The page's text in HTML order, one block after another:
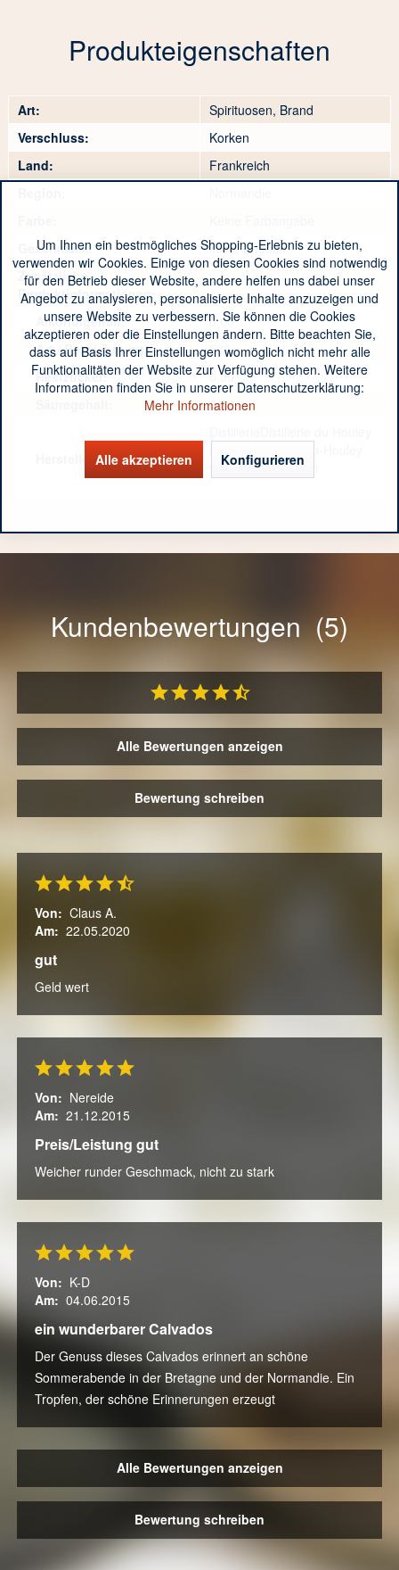
Produkteigenschaften
Art:
Spirituosen, Brand
Verschluss:
Korken
Land:
Frankreich
Geschmack:
keine Angabe
Zusätzliche
Produktinformationen:
Alkoholgehalt:
0,00
Art / Bezeichnung:
582
Restzucker:
0,00
0,00
Hersteller / Importeur:
www.laribaude.com
Kundenbewertungen (5)
Alle Bewertungen anzeigen
Bewertung schreiben
Von: Claus A.
Am: 22.05.2020
gut
Geld wert
Von: Nereide
Am: 21.12.2015
Preis/Leistung gut
Weicher runder Geschmack, nicht zu stark
Von: K-D
Am: 04.06.2015
ein wunderbarer Calvados
Der Genuss dieses Calvados erinnert an schöne
Sommerabende in der Bretagne und der Normandie. Ein
Tropfen, der schöne Erinnerungen erzeugt
Alle Bewertungen anzeigen
Bewertung schreiben
Um Ihnen ein bestmögliches Shopping-Erlebnis zu bieten,
verwenden wir Cookies. Einige von diesen Cookies sind notwendig
für den Betrieb dieser Website, andere helfen uns dabei unser
Angebot zu analysieren, personalisierte Inhalte anzuzeigen und
unsere Website zu verbessern. Sie können die Cookies
akzeptieren oder die Einstellungen ändern. Bitte beachten Sie,
dass auf Basis Ihrer Einstellungen womöglich nicht mehr alle
Funktionalitäten der Website zur Verfügung stehen. Weitere
Informationen finden Sie in unserer Datenschutzerklärung:
Mehr Informationen
Alle akzeptieren Konfigurieren